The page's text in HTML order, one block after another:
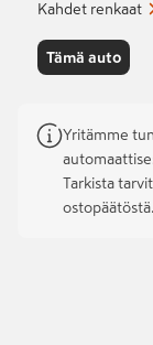
Kahdet renkaat
Tämä auto
Yritämme
Tarkista
ostopäätöstä.